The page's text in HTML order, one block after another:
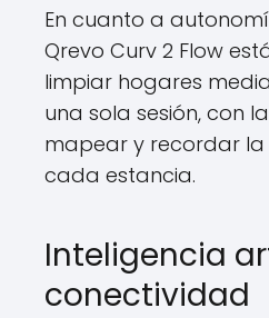
En cuanto a
Qrevo Curv 2 Flow
limpiar hogares
una sola sesión, con
mapear y recordar la
cada estancia.
Inteligencia
conectividad